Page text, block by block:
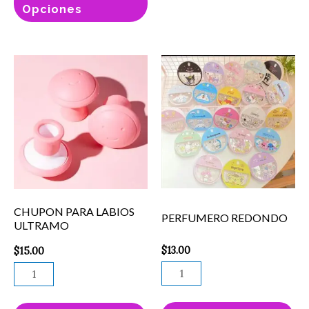
Opciones
página
CHUPON PARA LABIOS
ULTRAMO
$15.00
ULTRAMO
cantidad
PERFUMERO REDONDO
$13.00
PERFUMERO
REDONDO
cantidad